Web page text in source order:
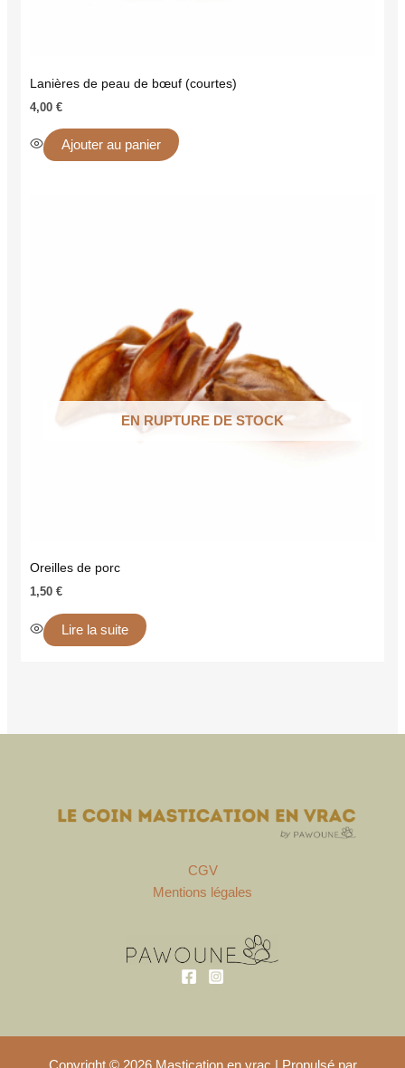
Lanières de peau de bœuf (courtes)
4,00 €
Ajouter au panier
EN RUPTURE DE STOCK
Oreilles de porc
1,50 €
Lire la suite
CGV
Mentions légales
Copyright © 2026 Mastication en vrac | Propulsé par